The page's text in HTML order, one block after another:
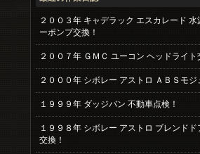
２００３年 キャデラック エスカレード 水
ーポンプ交換！
２００７年 ＧＭＣ ユーコン ヘッドライト
２０００年 シボレー アストロ ＡＢＳモジ
１９９９年 ダッジバン 不動車点検！
１９９８年 シボレー アストロ ブレンド
交換！